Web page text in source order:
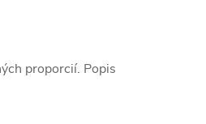
proporcií. Popis